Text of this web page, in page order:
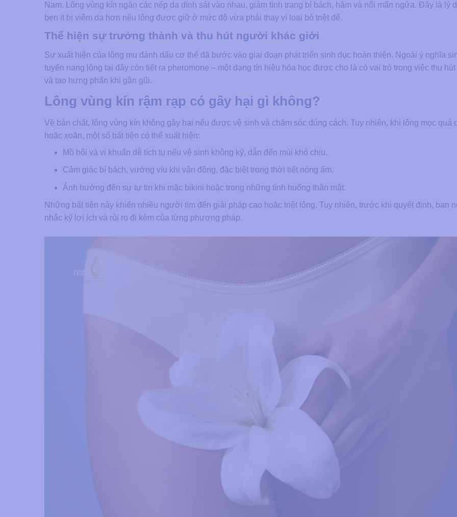
Nam. Lông vùng kín ngăn các nếp da dính sát vào nhau, giảm tình trạng bí bách, hăm và nổi mẩn ngứa. Đây là lý
bẹn ít bị viêm da hơn nếu lông được giữ ở mức độ vừa phải thay vì loại bỏ triệt để.
Thể hiện sự trưởng thành và thu hút người khác giới
Sự xuất hiện của lông mu đánh dấu cơ thể đã bước vào giai đoạn phát triển sinh dục hoàn thiện. Ngoài ý nghĩa
tuyến nang lông tại đây còn tiết ra pheromone – một dạng tín hiệu hóa học được cho là có vai trò trong việc thu
và tạo hưng phấn khi gần gũi.
Lông vùng kín rậm rạp có gây hại gì không?
Về bản chất, lông vùng kín không gây hại nếu được vệ sinh và chăm sóc đúng cách. Tuy nhiên, khi lông mọc quá
hoặc xoăn, một số bất tiện có thể xuất hiện:
Mồ hôi và vi khuẩn dễ tích tụ nếu vệ sinh không kỹ, dẫn đến mùi khó chịu.
Cảm giác bí bách, vướng víu khi vận động, đặc biệt trong thời tiết nóng ẩm.
Ảnh hưởng đến sự tự tin khi mặc bikini hoặc trong những tình huống thân mật.
Những bất tiện này khiến nhiều người tìm đến giải pháp cạo hoặc triệt lông. Tuy nhiên, trước khi quyết định, bạn
nhắc kỹ lợi ích và rủi ro đi kèm của từng phương pháp.